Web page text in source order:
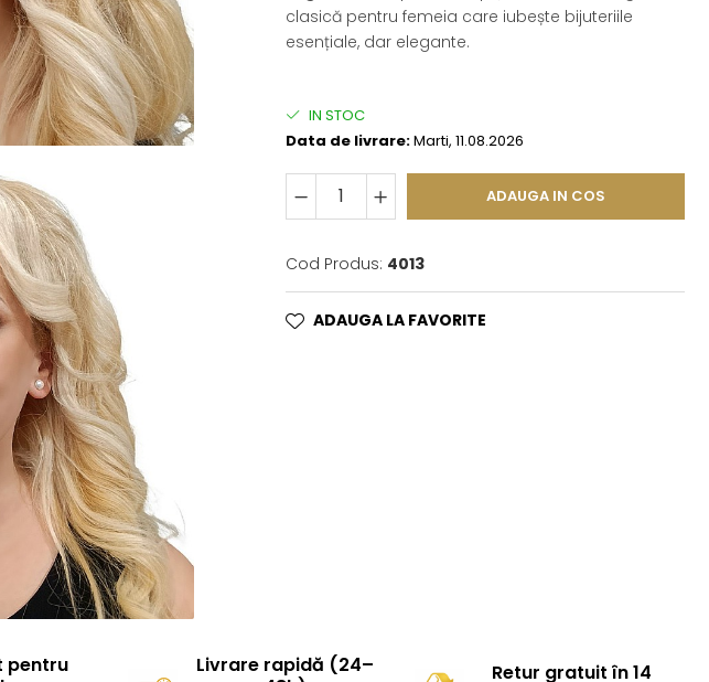
clasică pentru femeia care iubește bijuteriile
esențiale, dar elegante.
IN STOC
Data de livrare:Marti, 11.08.2026
ADAUGA IN COS
Cod Produs: 4013
ADAUGA LA FAVORITE
pentru
Livrare rapidă (24–
Retur gratuit în 14